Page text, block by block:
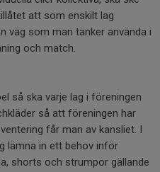
att som enskilt lag
väg som man tänker använda i
och match.
så ska varje lag i föreningen
så att föreningen har
får man av kansliet. I
lämna in ett behov inför
shorts och strumpor gällande